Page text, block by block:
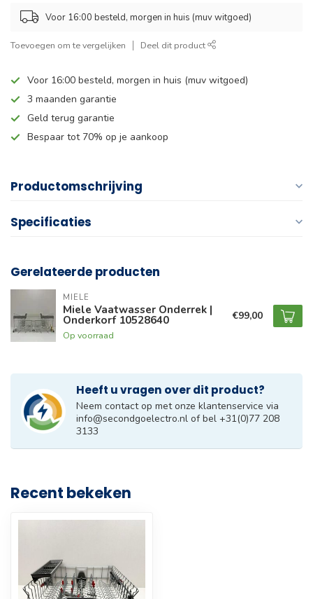
Voor 16:00 besteld, morgen in huis (muv witgoed)
Toevoegen om te vergelijken Deel dit product
Voor 16:00 besteld, morgen in huis (muv witgoed)
3 maanden garantie
Geld terug garantie
Bespaar tot 70% op je aankoop
Productomschrijving
Specificaties
Gerelateerde producten
MIELE
Miele Vaatwasser Onderrek |
Onderkorf 10528640
Op voorraad
€99,00
Heeft u vragen over dit product?
Neem contact op met onze klantenservice via
info@secondgoelectro.nl of bel +31(0)77 208
3133
Recent bekeken